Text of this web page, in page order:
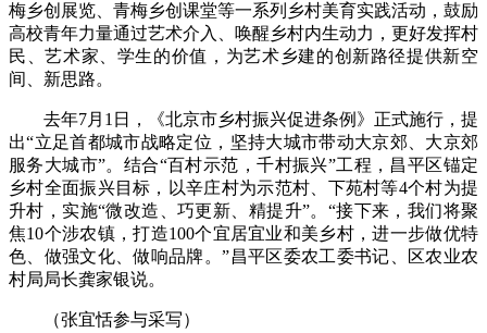
梅乡创展览、青梅乡创课堂等一系列乡村美育实践活动，鼓励
高校青年力量通过艺术介入、唤醒乡村内生动力，更好发挥村
民、艺术家、学生的价值，为艺术乡建的创新路径提供新空
间、新思路。
去年7月1日，《北京市乡村振兴促进条例》正式施行，提
出“立足首都城市战略定位，坚持大城市带动大京郊、大京郊
服务大城市”。结合“百村示范，千村振兴”工程，昌平区锚定
乡村全面振兴目标，以辛庄村为示范村、下苑村等4个村为提
升村，实施“微改造、巧更新、精提升”。“接下来，我们将聚
焦10个涉农镇，打造100个宜居宜业和美乡村，进一步做优特
色、做强文化、做响品牌。”昌平区委农工委书记、区农业农
村局局长龚家银说。
（张宜恬参与采写）